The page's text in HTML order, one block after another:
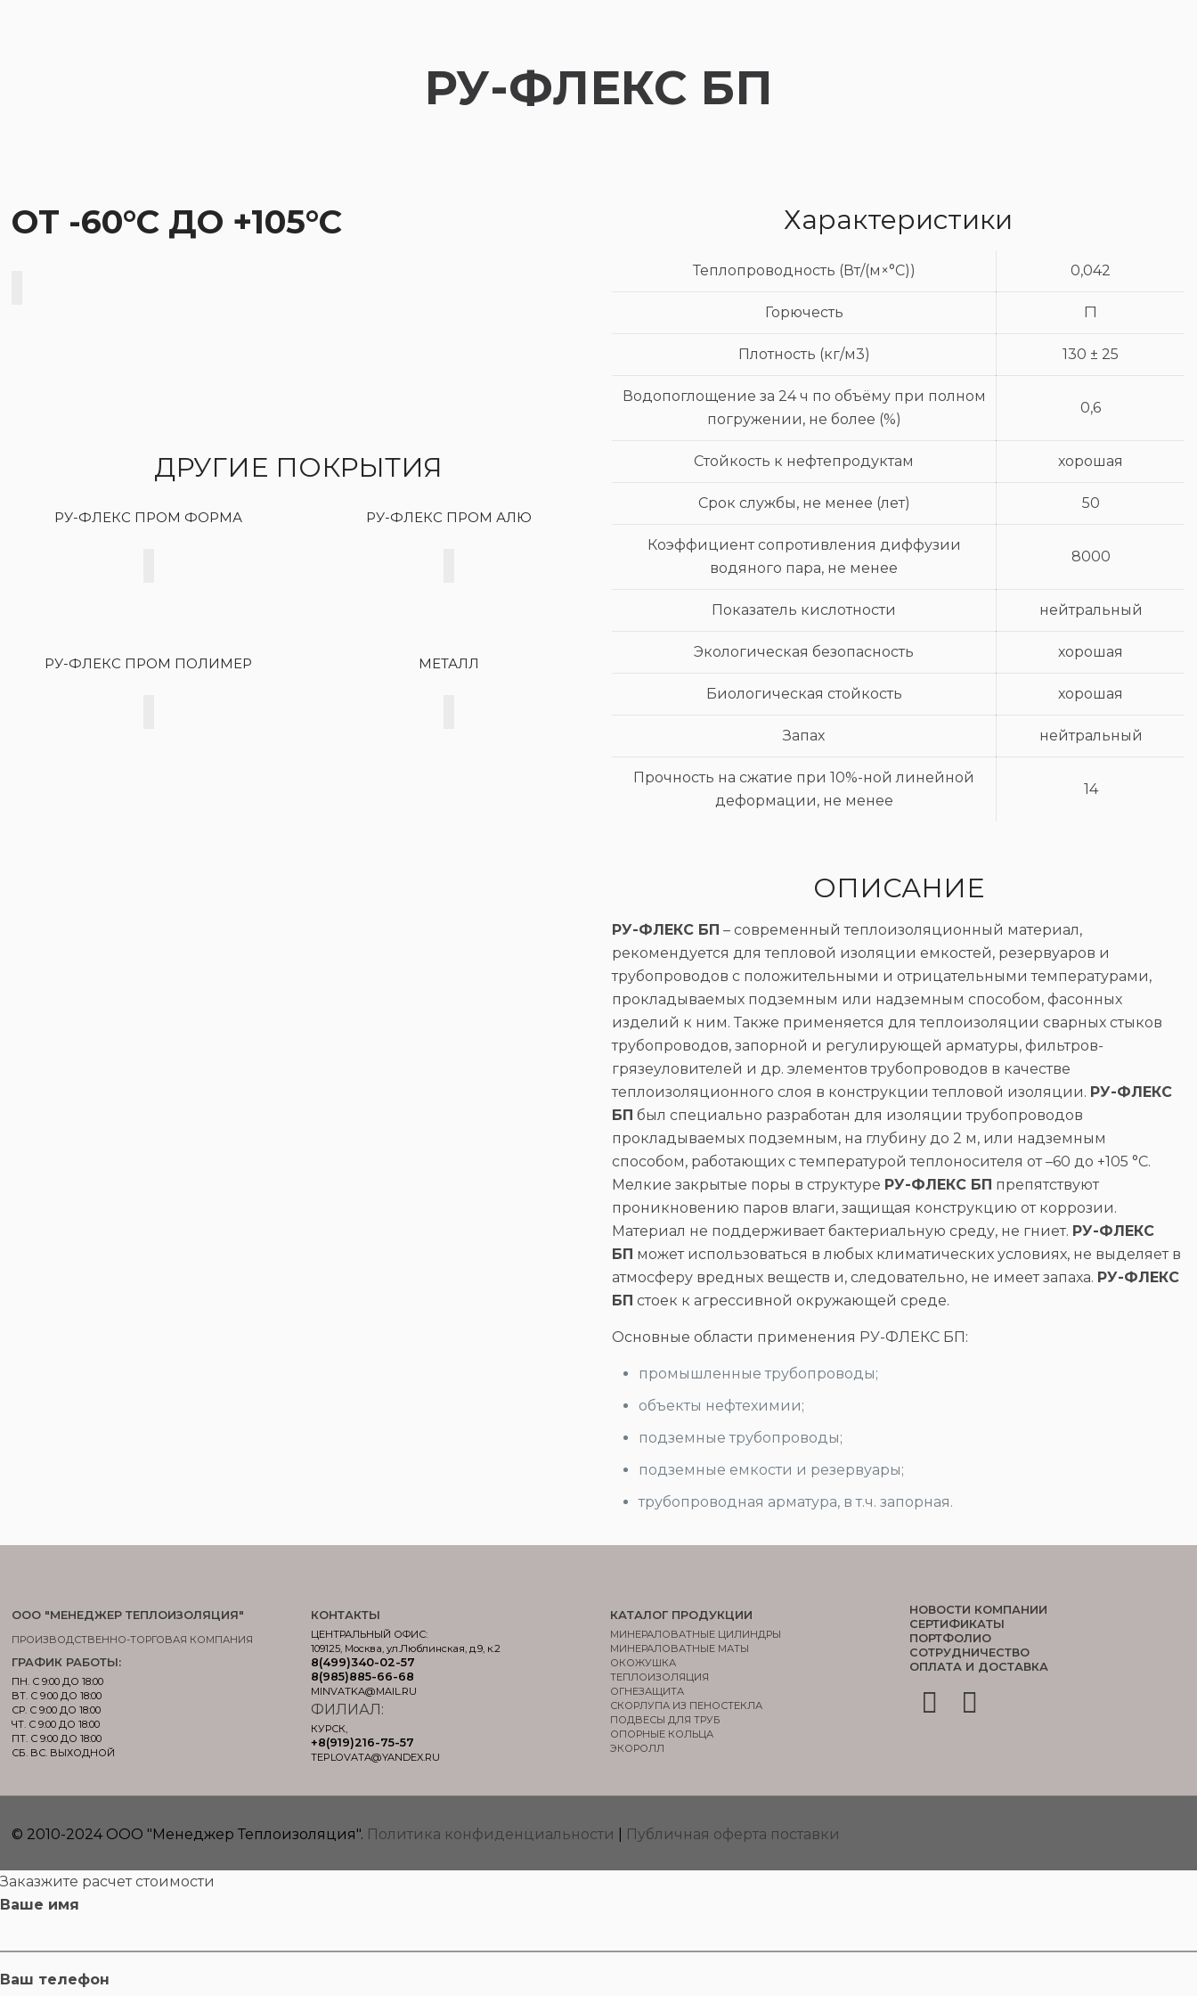
РУ-ФЛЕКС БП
ОТ -60°С ДО +105°С
ДРУГИЕ ПОКРЫТИЯ
РУ-ФЛЕКС ПРОМ ФОРМА РУ-ФЛЕКС ПРОМ АЛЮ
РУ-ФЛЕКС ПРОМ ПОЛИМЕР МЕТАЛЛ
Характеристики
Теплопроводность (Вт/(м×°С)) 0,042
Горючесть Г1
Плотность (кг/м3) 130 ± 25
Водопоглощение за 24 ч по объёму при полном
погружении, не более (%)
0,6
Стойкость к нефтепродуктам хорошая
Срок службы, не менее (лет) 50
Коэффициент сопротивления диффузии
водяного пара, не менее
8000
Показатель кислотности нейтральный
Экологическая безопасность хорошая
Биологическая стойкость хорошая
Запах нейтральный
Прочность на сжатие при 10%-ной линейной
деформации, не менее
14
ОПИСАНИЕ
РУ-ФЛЕКС БП – современный теплоизоляционный материал,
рекомендуется для тепловой изоляции емкостей, резервуаров и
трубопроводов с положительными и отрицательными температурами,
прокладываемых подземным или надземным способом, фасонных
изделий к ним. Также применяется для теплоизоляции сварных стыков
трубопроводов, запорной и регулирующей арматуры, фильтров-
грязеуловителей и др. элементов трубопроводов в качестве
теплоизоляционного слоя в конструкции тепловой изоляции. РУ-ФЛЕКС
БП был специально разработан для изоляции трубопроводов
прокладываемых подземным, на глубину до 2 м, или надземным
способом, работающих с температурой теплоносителя от –60 до +105 °С.
Мелкие закрытые поры в структуре РУ-ФЛЕКС БП препятствуют
проникновению паров влаги, защищая конструкцию от коррозии.
Материал не поддерживает бактериальную среду, не гниет. РУ-ФЛЕКС
БП может использоваться в любых климатических условиях, не выделяет в
атмосферу вредных веществ и, следовательно, не имеет запаха. РУ-ФЛЕКС
БП стоек к агрессивной окружающей среде.
Основные области применения РУ-ФЛЕКС БП:
промышленные трубопроводы;
объекты нефтехимии;
подземные трубопроводы;
подземные емкости и резервуары;
трубопроводная арматура, в т.ч. запорная.
ООО "МЕНЕДЖЕР ТЕПЛОИЗОЛЯЦИЯ"
ПРОИЗВОДСТВЕННО-ТОРГОВАЯ КОМПАНИЯ
ГРАФИК РАБОТЫ:
ПН. С 9:00 ДО 18:00
ВТ. С 9:00 ДО 18:00
СР. С 9:00 ДО 18:00
ЧТ. С 9:00 ДО 18:00
ПТ. С 9:00 ДО 18:00
СБ. ВС. ВЫХОДНОЙ
КОНТАКТЫ
ЦЕНТРАЛЬНЫЙ ОФИС:
109125, Москва, ул.Люблинская, д.9, к.2
8(499)340-02-57
8(985)885-66-68
MINVATKA@MAIL.RU
ФИЛИАЛ:
КУРСК,
+8(919)216-75-57
TEPLOVATA@YANDEX.RU
КАТАЛОГ ПРОДУКЦИИ
МИНЕРАЛОВАТНЫЕ ЦИЛИНДРЫ
МИНЕРАЛОВАТНЫЕ МАТЫ
ОКОЖУШКА
ТЕПЛОИЗОЛЯЦИЯ
ОГНЕЗАЩИТА
СКОРЛУПА ИЗ ПЕНОСТЕКЛА
ПОДВЕСЫ ДЛЯ ТРУБ
ОПОРНЫЕ КОЛЬЦА
ЭКОРОЛЛ
НОВОСТИ КОМПАНИИ
СЕРТИФИКАТЫ
ПОРТФОЛИО
СОТРУДНИЧЕСТВО
ОПЛАТА И ДОСТАВКА
© 2010-2024 ООО "Менеджер Теплоизоляция". Политика конфиденциальности Публичная оферта поставки
Заказжите расчет стоимости
Ваше имя
Ваш телефон